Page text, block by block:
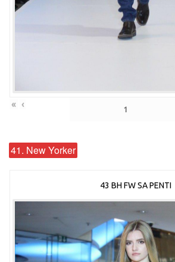
« ‹
41. New Yorker
43 BH FW SA PENTI